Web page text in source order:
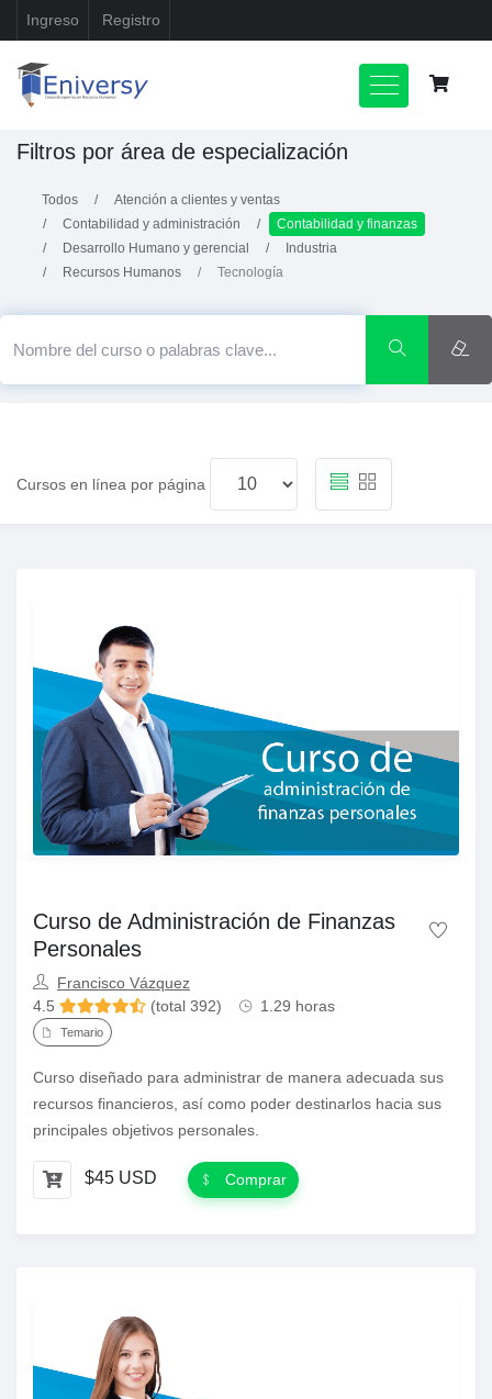
Ingreso Registro
Filtros por área de especialización
Todos
Atención a clientes y ventas
Contabilidad y administración
Contabilidad y finanzas
Desarrollo Humano y gerencial
Industria
Recursos Humanos
Tecnología
Cursos en línea por página
Curso de Administración de Finanzas
Personales
Francisco Vázquez
4.5
(total 392) 1.29 horas
Temario
Curso diseñado para administrar de manera adecuada sus
recursos financieros, así como poder destinarlos hacia sus
principales objetivos personales.
$45 USD Comprar